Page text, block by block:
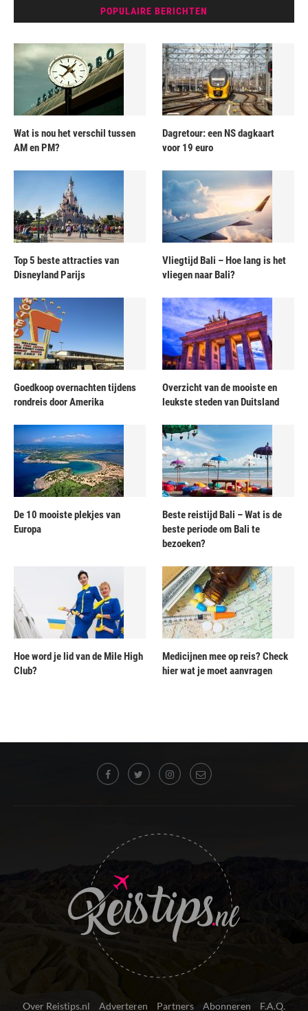
POPULAIRE BERICHTEN
Wat is nou het verschil tussen
AM en PM?
Dagretour: een NS dagkaart
voor 19 euro
Top 5 beste attracties van
Disneyland Parijs
Vliegtijd Bali – Hoe lang is het
vliegen naar Bali?
Goedkoop overnachten tijdens
rondreis door Amerika
Overzicht van de mooiste en
leukste steden van Duitsland
De 10 mooiste plekjes van
Europa
Beste reistijd Bali – Wat is de
beste periode om Bali te
bezoeken?
Hoe word je lid van de Mile High
Club?
Medicijnen mee op reis? Check
hier wat je moet aanvragen
Over Reistips.nl Adverteren Partners Abonneren F.A.Q.